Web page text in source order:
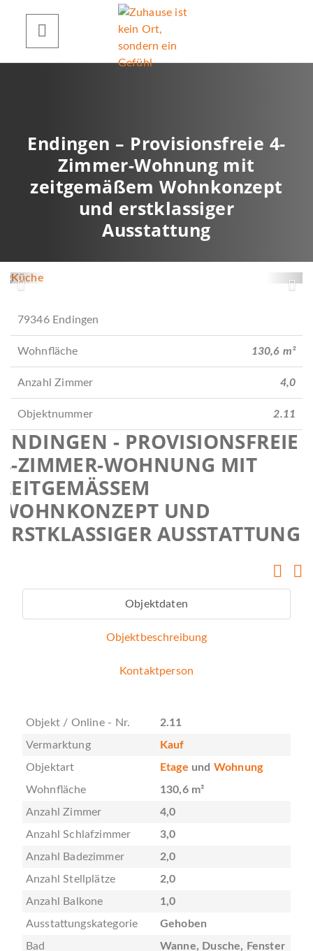
Endingen – Provisionsfreie 4-
Zimmer-Wohnung mit
zeitgemäßem Wohnkonzept
und erstklassiger
Ausstattung
Z
r
c
k
W
e
r
79346 Endingen
Wohnfläche 130,6 m²
Anzahl Zimmer 4,0
Objektnummer 2.11
ENDINGEN - PROVISIONSFREIE
4-ZIMMER-WOHNUNG MIT
ZEITGEMÄSSEM W
OHNKONZEPT UND E
RSTKLASSIGER AUSSTATTUNG
Objektdaten
Objektbeschreibung
Kontaktperson
Objekt / Online - Nr.
2.11
Vermarktung
Kauf
Objektart
Etage und Wohnung
Wohnfläche
130,6 m²
Anzahl Zimmer
4,0
Anzahl Schlafzimmer
3,0
Anzahl Badezimmer
2,0
Anzahl Stellplätze
2,0
Anzahl Balkone
1,0
Ausstattungskategorie
Gehoben
Bad
Wanne, Dusche, Fenster